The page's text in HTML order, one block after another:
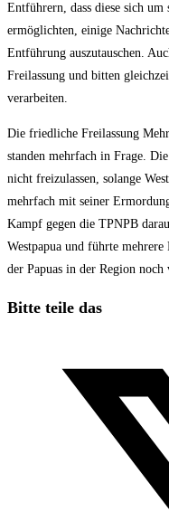
Entführern, dass diese sich um
ermöglichten, einige
Entführung auszutauschen.
Freilassung und bitten
verarbeiten.
Die friedliche Freilassung
standen mehrfach in Frage.
nicht freizulassen, solange
mehrfach mit seiner
Kampf gegen die TPNPB
Westpapua und führte
der Papuas in der Region noch
Bitte teile dasDiesen